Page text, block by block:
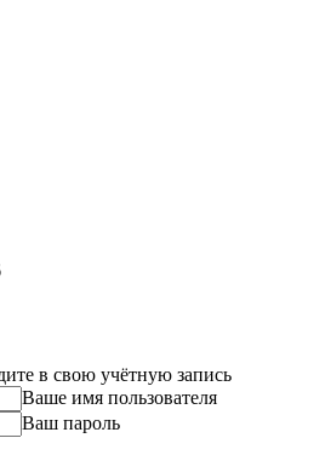
в свою учётную запись
Ваше имя пользователя
Ваш пароль